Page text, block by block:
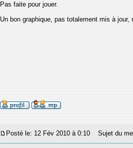
Pas faite pour jouer.
Un bon graphique, pas totalement mis à
Posté le: 12 Fév 2010 à 0:10 Sujet du